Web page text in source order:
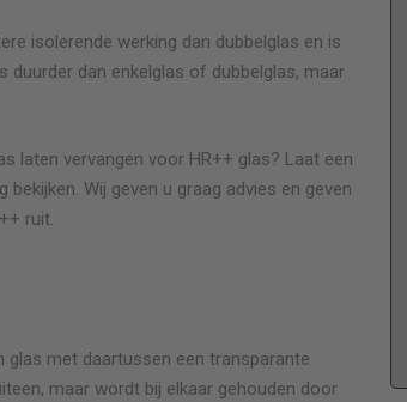
isolerende werking dan dubbelglas en is
duurder dan enkelglas of dubbelglas, maar
laten vervangen voor HR++ glas? Laat een
bekijken. Wij geven u graag advies en geven
ruit.
glas met daartussen een transparante
maar wordt bij elkaar gehouden door
Keurig werk geleverd!